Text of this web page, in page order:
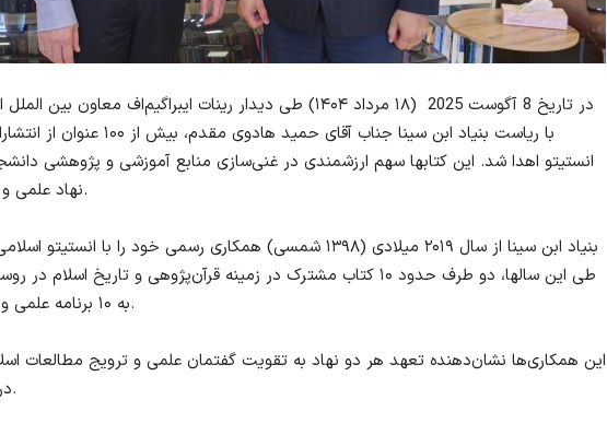
در تاریخ 8 آگوست 2025 (۱۸ مرداد ۱۴۰۴) طی دیدار رینات ایبراگیم‌اف
با ریاست بنیاد ابن سینا جناب آقای
انستیتو اهدا شد. این کتابها سهم ارزشمندی در غنی‌سازی منابع آموزشی و پژوهشی
نهاد علمی و آموزشی خواهند داشت.
بنیاد ابن سینا از سال ۲۰۱۹ میلادی (۱۳۹۸ شمسی) همکاری رسمی خود را با
طی این سالها، دو طرف حدود ۱۰ کتاب مشترک در زمینه قرآن‌پژوهی و تاریخ
به ۱۰ برنامه علمی و فرهنگی برگزار نموده‌اند.
این همکاری‌ها نشان‌دهنده تعهد هر دو نهاد به تقویت گفتمان علمی و ترویج مطالعات
در فدراسیون روسیه است.